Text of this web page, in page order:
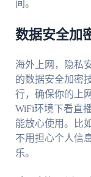
间。
数据安全加
海外上网，隐私
的数据安全加密
行，确保你的上
WiFi环境下看直
能放心使用。比
不用担心个人信
乐。